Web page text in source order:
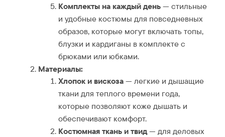
Комплекты на каждый день— стильные
и удобные костюмы для повседневных
образов, которые могут включать топы,
блузки и кардиганы в комплекте с
брюками или юбками.
Материалы:
Хлопок и вискоза— легкие и дышащие
ткани для теплого времени года,
которые позволяют коже дышать и
обеспечивают комфорт.
Костюмная ткань и твид— для деловых